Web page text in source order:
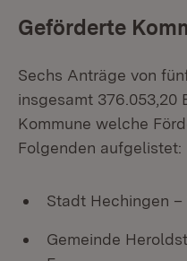
Geförderte
Sechs Anträge von
insgesamt 376.053,20
Kommune welche
Folgenden aufgelistet:
Stadt Hechingen –
Gemeinde